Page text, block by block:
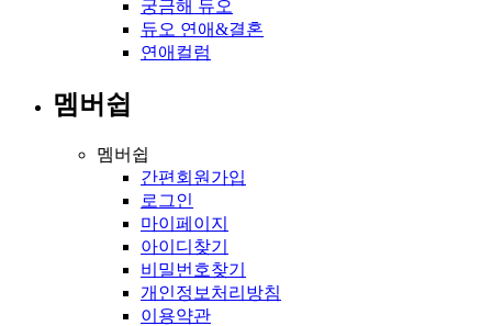
궁금해 듀오
듀오 연애&결혼
연애컬럼
멤버쉽
멤버쉽
간편회원가입
로그인
마이페이지
아이디찾기
비밀번호찾기
개인정보처리방침
이용약관